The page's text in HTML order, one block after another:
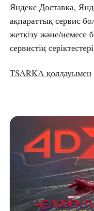
Яндекс Доставка,
ақпараттық сервис
жеткізу және/немесе
сервистің
TSARKA қолдауымен